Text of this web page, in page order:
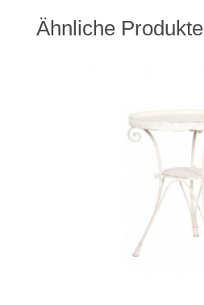
Ähnliche Produkte